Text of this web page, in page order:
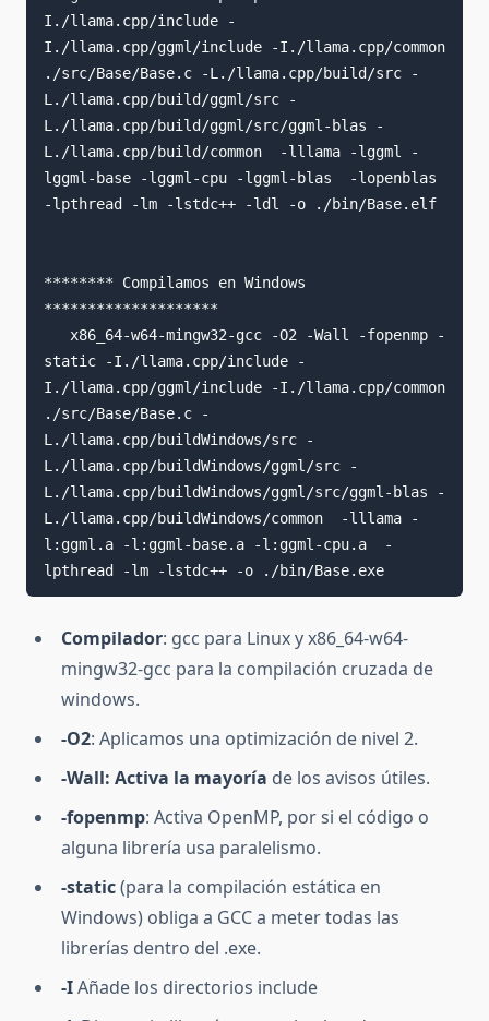
I./llama.cpp/include -
I./llama.cpp/ggml/include -I./llama.cpp/common
./src/Base/Base.c -L./llama.cpp/build/src -
L./llama.cpp/build/ggml/src -
L./llama.cpp/build/ggml/src/ggml-blas -
L./llama.cpp/build/common  -lllama -lggml -
lggml-base -lggml-cpu -lggml-blas  -lopenblas
-lpthread -lm -lstdc++ -ldl -o ./bin/Base.elf
******** Compilamos en Windows
********************
static -I./llama.cpp/include -
I./llama.cpp/ggml/include -I./llama.cpp/common
./src/Base/Base.c -
L./llama.cpp/buildWindows/src -
L./llama.cpp/buildWindows/ggml/src -
L./llama.cpp/buildWindows/ggml/src/ggml-blas -
L./llama.cpp/buildWindows/common  -lllama -
l:ggml.a -l:ggml-base.a -l:ggml-cpu.a  -
lpthread -lm -lstdc++ -o ./bin/Base.exe
Compilador: gcc para Linux y x86_64-w64-
mingw32-gcc para la compilación cruzada de
windows.
-O2: Aplicamos una optimización de nivel 2.
-Wall: Activa la mayoría de los avisos útiles.
-fopenmp: Activa OpenMP, por si el código o
alguna librería usa paralelismo.
-static(para la compilación estática en
Windows) obliga a GCC a meter todas las
librerías dentro del .exe.
-IAñade los directorios include